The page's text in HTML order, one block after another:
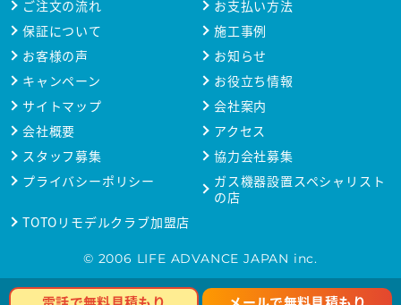
ご注文の流れ
お支払い方法
保証について
施工事例
お客様の声
お知らせ
キャンペーン
お役立ち情報
サイトマップ
会社案内
会社概要
アクセス
スタッフ募集
協力会社募集
プライバシーポリシー
ガス機器設置スペシャリスト
の店
TOTOリモデルクラブ加盟店
© 2006 LIFE ADVANCE JAPAN inc.